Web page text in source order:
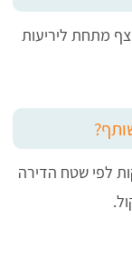
מתחת ליריעות
לפי שטח הדירה